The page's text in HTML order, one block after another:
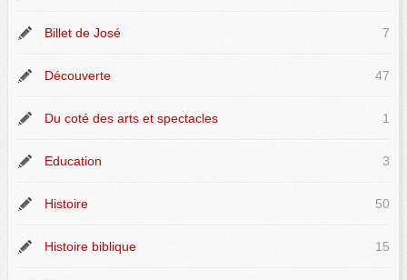
Billet de José 7
Découverte 47
Du coté des arts et spectacles 1
Education 3
Histoire 50
Histoire biblique 15